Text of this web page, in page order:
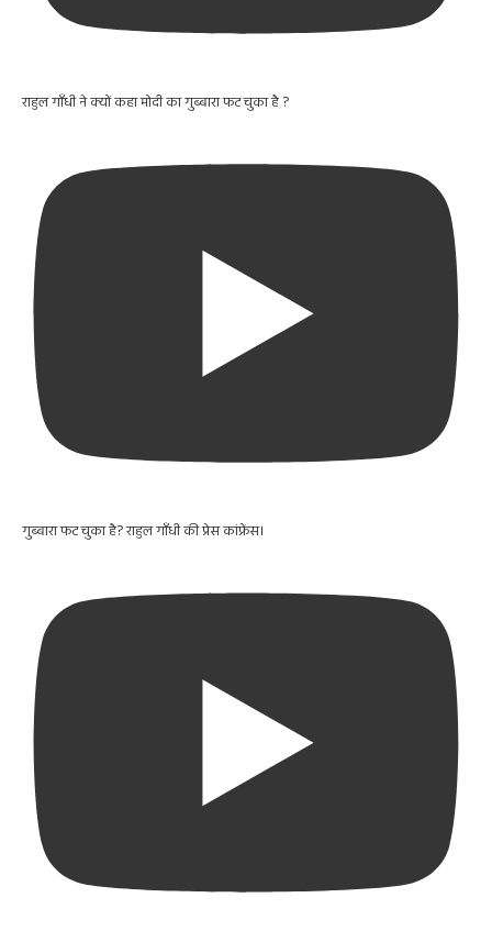
राहुल गाँधी ने क्यों कहा मोदी का गुब्बारा फट चुका है ?
गुब्बारा फट चुका है? राहुल गाँधी की प्रेस कांफ्रेंस।